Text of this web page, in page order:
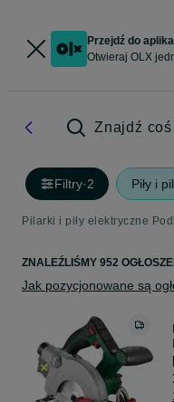
Przejdź do
Otwieraj OLX
Znajdź
Filtry·2 Piły i
Pilarki i piły elektryczne
ZNALEŹLIŚMY 952
Jak pozycjonowane są